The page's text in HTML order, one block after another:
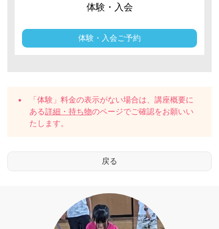
体験・入会
体験・入会ご予約
「体験」料金の表示がない場合は、講座概要に
ある詳細・持ち物のページでご確認をお願いい
たします。